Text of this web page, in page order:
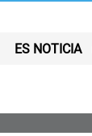
ES NOTICIA